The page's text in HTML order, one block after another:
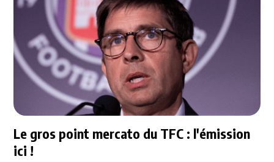
Le gros point mercato du TFC : l'émission
ici !